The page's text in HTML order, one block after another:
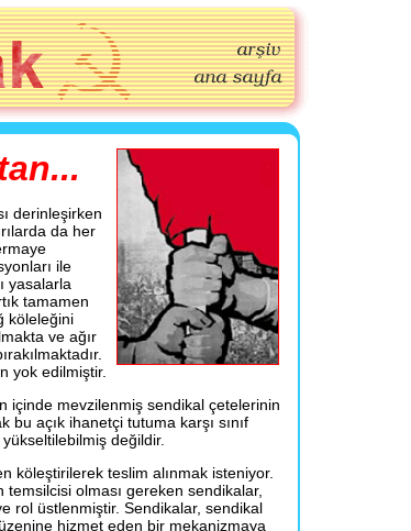
derinleşirken
da her
ile
yasalarla
tamamen
köleleğini
ve ağır
yok edilmiştir.
içinde mevzilenmiş sendikal çetelerinin
bu açık ihanetçi tutuma karşı sınıf
değildir.
köleştirilerek teslim alınmak isteniyor.
temsilcisi olması gereken sendikalar,
rol üstlenmiştir. Sendikalar, sendikal
hizmet eden bir mekanizmaya